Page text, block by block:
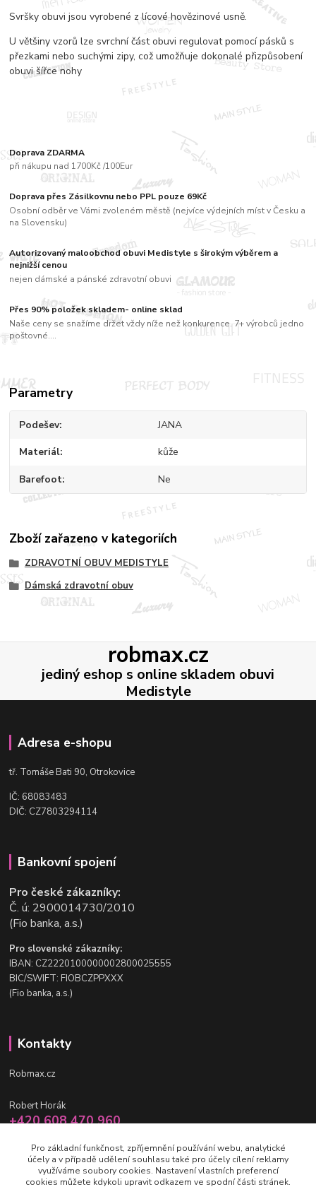
Doprava ZDARMA
při nákupu nad 1700Kč /100Eur
Doprava přes Zásilkovnu nebo PPL pouze 69Kč
Osobní odběr ve Vámi zvoleném městě (nejvíce výdejních míst v Česku a
na Slovensku)
Autorizovaný maloobchod obuvi Medistyle s širokým výběrem a
nejnižší cenou
nejen dámské a pánské zdravotní obuvi
Přes 90% položek skladem- online sklad
Naše ceny se snažíme držet vždy níže než konkurence. 7+ výrobců jedno
poštovné....
Svršky obuvi jsou vyrobené z lícové hovězinové usně.
U většiny vzorů lze svrchní část obuvi regulovat pomocí pásků s
přezkami nebo suchými zipy, což umožňuje dokonalé přizpůsobení
obuvi šířce nohy
Parametry
Podešev JANA
Materiál kůže
Barefoot Ne
Zboží zařazeno v kategoriích
ZDRAVOTNÍ OBUV MEDISTYLE
Dámská zdravotní obuv
robmax.cz
jediný eshop s online skladem obuvi
Medistyle
Adresa e-shopu
tř. Tomáše Bati 90, Otrokovice
IČ: 68083483
DIČ: CZ7803294114
Bankovní spojení
Pro české zákazníky:
Č. ú: 2900014730/2010
(Fio banka, a.s.)
Pro slovenské zákazníky:
IBAN: CZ2220100000002800025555
BIC/SWIFT: FIOBCZPPXXX
(Fio banka, a.s.)
Kontakty
Robmax.cz
Robert Horák
+420 608 470 960
info@robmax.cz
Pro základní funkčnost, zpříjemnění používání webu, analytické
účely a v případě udělení souhlasu také pro účely cílení reklamy
využíváme soubory cookies. Nastavení vlastních preferencí
cookies můžete kdykoli upravit odkazem ve spodní části stránek.